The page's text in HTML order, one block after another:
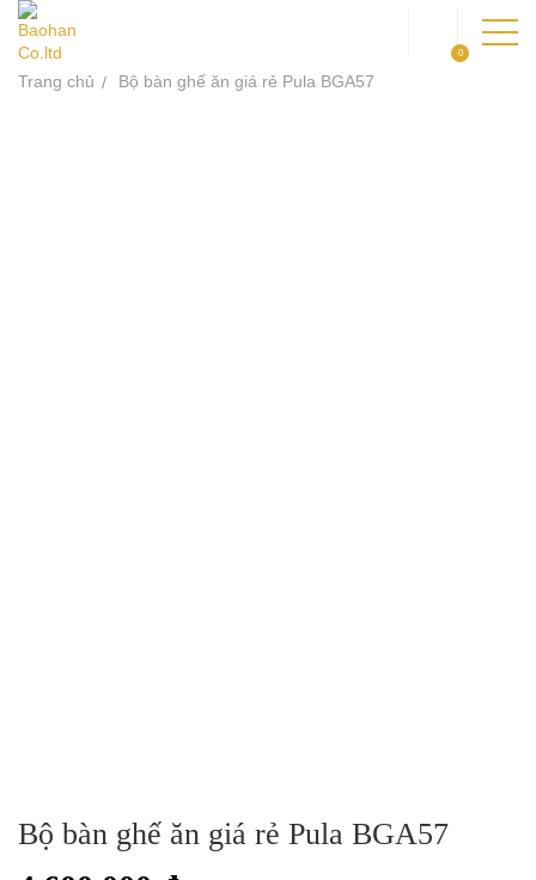
0
Trang chủ Bộ bàn ghế ăn giá rẻ Pula BGA57
Bộ bàn ghế ăn giá rẻ Pula BGA57